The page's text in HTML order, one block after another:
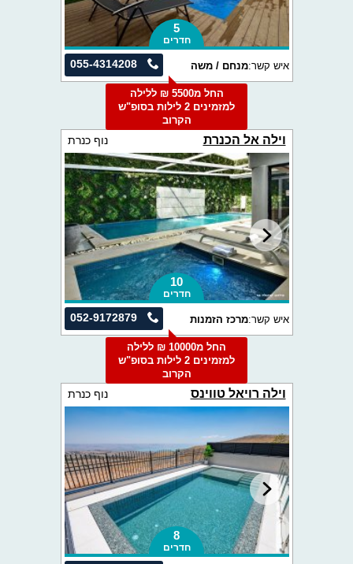
5
חדרים
055-4314208 איש קשר:מנחם / משה
החל מ5500 ₪ ללילה
למזמינים 2 לילות בסופ"ש
הקרוב
וילה אל הכנרת נוף כנרת
10
חדרים
052-9172879 איש קשר:מרכז הזמנות
החל מ10000 ₪ ללילה
למזמינים 2 לילות בסופ"ש
הקרוב
וילה רויאל טווינס נוף כנרת
8
חדרים